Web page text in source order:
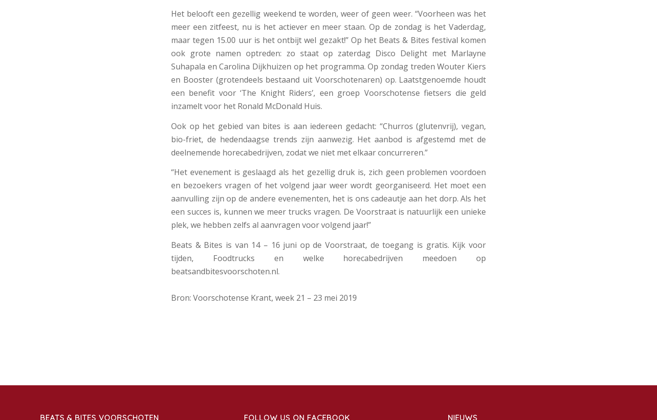
Het belooft een gezellig weekend te worden, weer of geen weer. “Voorheen was het
meer een zitfeest, nu is het actiever en meer staan. Op de zondag is het Vaderdag,
maar tegen 15.00 uur is het ontbijt wel gezakt!” Op het Beats & Bites festival komen
ook grote namen optreden: zo staat op zaterdag Disco Delight met Marlayne
Suhapala en Carolina Dijkhuizen op het programma. Op zondag treden Wouter Kiers
en Booster (grotendeels bestaand uit Voorschotenaren) op. Laatstgenoemde houdt
een benefit voor ‘The Knight Riders’, een groep Voorschotense fietsers die geld
inzamelt voor het Ronald McDonald Huis.
Ook op het gebied van bites is aan iedereen gedacht: “Churros (glutenvrij), vegan,
bio-friet, de hedendaagse trends zijn aanwezig. Het aanbod is afgestemd met de
deelnemende horecabedrijven, zodat we niet met elkaar concurreren.”
“Het evenement is geslaagd als het gezellig druk is, zich geen problemen voordoen
en bezoekers vragen of het volgend jaar weer wordt georganiseerd. Het moet een
aanvulling zijn op de andere evenementen, het is ons cadeautje aan het dorp. Als het
een succes is, kunnen we meer trucks vragen. De Voorstraat is natuurlijk een unieke
plek, we hebben zelfs al aanvragen voor volgend jaar!”
Beats & Bites is van 14 – 16 juni op de Voorstraat, de toegang is gratis. Kijk voor
tijden, Foodtrucks en welke horecabedrijven meedoen op
beatsandbitesvoorschoten.nl.
Bron: Voorschotense Krant, week 21 – 23 mei 2019
BEATS & BITES VOORSCHOTEN FOLLOW US ON FACEBOOK NIEUWS